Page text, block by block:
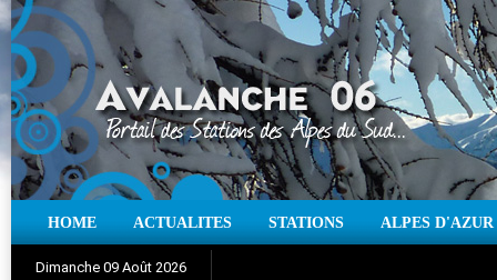
HOME ACTUALITES STATIONS ALPES D'AZUR
Dimanche 09 Août 2026